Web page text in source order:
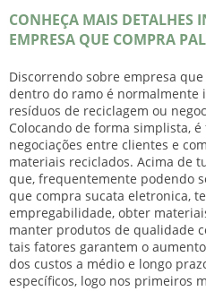
CONHEÇA MAIS DETALHES
EMPRESA QUE COMPRA
Discorrendo sobre empresa
dentro do ramo é
resíduos de reciclagem ou
Colocando de forma simplista,
negociações entre clientes e
materiais reciclados. Acima de
que, frequentemente podendo
que compra sucata eletronica,
empregabilidade, obter
manter produtos de qualidade
tais fatores garantem o
dos custos a médio e longo
específicos, logo nos primeiros